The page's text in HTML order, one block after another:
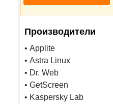
Производители
• Applite
• Astra Linux
• Dr. Web
• GetScreen
• Kaspersky Lab